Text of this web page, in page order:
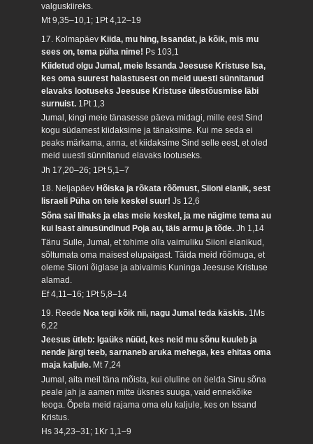
valguskiireks.
Mt 9,35–10,1; 1Pt 4,12–19
17. KolmapäevKiida, mu hing, Issandat, ja kõik, mis mu
sees on, tema püha nime! Ps 103,1
Kiidetud olgu Jumal, meie Issanda Jeesuse Kristuse Isa,
kes oma suurest halastusest on meid uuesti sünnitanud
elavaks lootuseks Jeesuse Kristuse ülestõusmise läbi
surnuist. 1Pt 1,3
Jumal, kingi meie tänasesse päeva midagi, mille eest Sind
kogu südamest kiidaksime ja tänaksime. Kui me seda ei
peaks märkama, anna, et kiidaksime Sind selle eest, et oled
meid uuesti sünnitanud elavaks lootuseks.
Jh 17,20–26; 1Pt 5,1–7
18. Neljapäev Hõiska ja rõkata rõõmust, Siioni elanik, sest
Iisraeli Püha on teie keskel suur!Js 12,6
Sõna sai lihaks ja elas meie keskel, ja me nägime tema au
kui Isast ainusündinud Poja au, täis armu ja tõde.Jh 1,14
Tänu Sulle, Jumal, et tohime olla vaimuliku Siioni elanikud,
sõltumata oma maisest elupaigast. Täida meid rõõmuga, et
oleme Siioni õiglase ja abivalmis Kuninga Jeesuse Kristuse
alamad.
Ef 4,11–16; 1Pt 5,8–14
19. ReedeNoa tegi kõik nii, nagu Jumal teda käskis. 1Ms
6,22
Jeesus ütleb: Igaüks nüüd, kes neid mu sõnu kuuleb ja
nende järgi teeb, sarnaneb aruka mehega, kes ehitas oma
maja kaljule. Mt 7,24
Jumal, aita meil täna mõista, kui oluline on öelda Sinu sõna
peale jah ja aamen mitte üksnes suuga, vaid ennekõike
teoga. Õpeta meid rajama oma elu kaljule, kes on Issand
Kristus.
Hs 34,23–31; 1Kr 1,1–9